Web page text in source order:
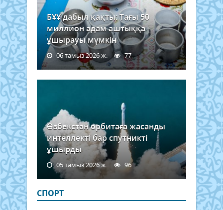
БҰҰ дабыл қақты: Тағы 50
миллион адам аштыққа
ұшырауы мүмкін
06 тамыз 2026 ж. 77
Өзбекстан орбитаға жасанды
интеллекті бар спутникті
ұшырды
05 тамыз 2026 ж. 96
СПОРТ